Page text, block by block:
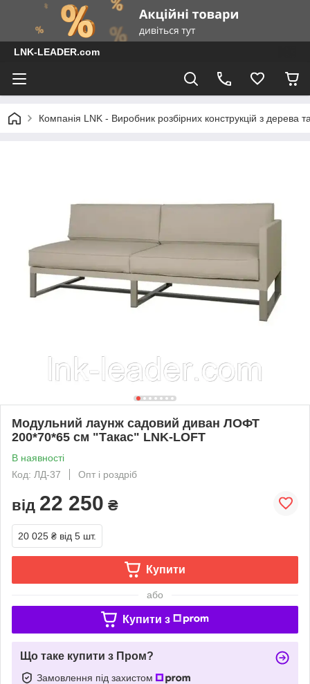
LNK-LEADER.com
Компанія LNK - Виробник розбірних конструкцій з дерева
Модульний лаунж садовий диван ЛОФТ
200*70*65 см "Такас" LNK-LOFT
В наявності
Код: ЛД-37
Опт і роздріб
від 22 250 ₴
20 025 ₴ від 5 шт.
Купити
або
Купити з
Що таке купити з Пром?
Замовлення під захистом